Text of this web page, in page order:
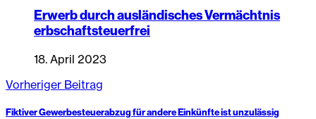
Erwerb durch ausländisches Vermächtnis
erbschaftsteuerfrei
18. April 2023
Vorheriger Beitrag
Fiktiver Gewerbesteuerabzug für andere Einkünfte ist unzulässig